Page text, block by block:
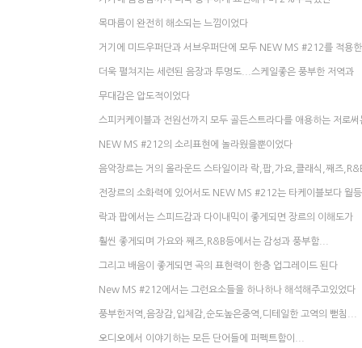
목마름이 완전히 해소되는 느낌이었다
거기에 미드우퍼단과 서브우퍼단에 모두 NEW MS #212를 적용
더욱 펼쳐지는 세련된 음장과 투명도...스케일좋은 풍부한 저역과
무대감은 압도적이었다
스피커케이블과 전원선까지 모두 골든스트라다를 애용하는 저로써
NEW MS #212의 소리표현에 놀라웠을뿐이었다
음악장르는 거의 올라운드 스타일이라 락,팝,가요,클래식,째즈
전장르의 소화력에 있어서도 NEW MS #212는 타케이블보다 월
락과 팝에서는 스피드감과 다이내믹이 좋게되면 장르의 이해도가
훨씬 좋게되며 가요와 째즈,R&B등에서는 감성과 풍부함...
그리고 배음이 좋게되면 곡의 표현력이 한층 업그레이드 된다
New MS #212에서는 그런요소들을 하나하나 해석해주고있었다
풍부한저역,음장감,입체감,순도높은중역,디테일한 고역의 뻗침...
오디오에서 이야기하는 모든 단어들에 퍼펙트함이...